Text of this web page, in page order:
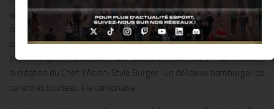
spécialement imaginée par le Chef Exécutif Philippe Labbé
comblera les petites et les grandes faims :salades légères et
printanières comme la Salade de crabe au pamplemousse rose,
plats français et asiatiques aux saveurs ensoleillées… sans oublier
la création du Chef, l’Asian-Style Burger : un délicieux hamburger de
canard et tourteau à la cantonaise.